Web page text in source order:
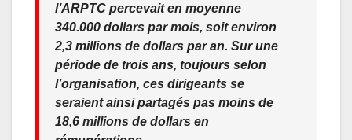
l’ARPTC percevait en moyenne
340.000 dollars par mois, soit environ
2,3 millions de dollars par an. Sur une
période de trois ans, toujours selon
l’organisation, ces dirigeants se
seraient ainsi partagés pas moins de
18,6 millions de dollars en